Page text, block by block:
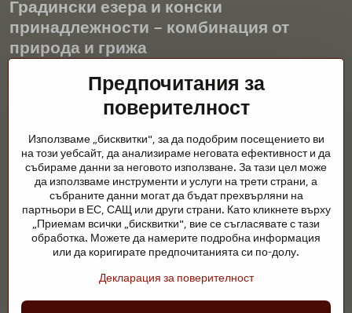
Градински езера и конски
принадлежности – комбинация от
природа и грижа
Градинските езера са красиво допълнение към всеки екстериор
и създават хармонична среда за релаксация и живот на водните
животни. Правилната технология, филтрацията и редовната
през цялата година. Също толкова важна е грижата за
животните, които са част от нашия живот.
Конете се нуждаят от висококачествени конски принадлежности,
правилно хранене и отговорни грижи, за да бъдат здрави, силни
и доволни. Независимо дали става въпрос за екипировка за
ездачи, развъдчици или любители на природата, целта е да се
създаде среда, която подкрепя естествения баланс,
Предпочитания за
поверителност
Използваме „бисквитки", за да подобрим посещението ви
на този уебсайт, да анализираме неговата ефективност и да
събираме данни за неговото използване. За тази цел може
да използваме инструменти и услуги на трети страни, а
събраните данни могат да бъдат прехвърляни на
партньори в ЕС, САЩ или други страни. Като кликнете върху
„Приемам всички „бисквитки", вие се съгласявате с тази
обработка. Можете да намерите подробна информация
или да коригирате предпочитанията си по-долу.
Декларация за поверителност